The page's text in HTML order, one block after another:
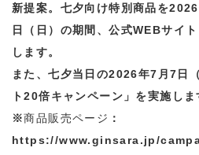
新提案。七夕向け特別商品を
日（日）の期間、公式WEBサイ
します。
また、七夕当日の2026年7月7日
ト20倍キャンペーン」を実施しま
※商品販売ページ ：
https://www.ginsara.jp/